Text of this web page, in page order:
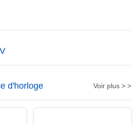
d'horloge Voir plus > >